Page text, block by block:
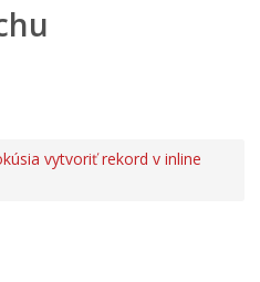
mesta
ruchu
vytvoriť rekord v inline